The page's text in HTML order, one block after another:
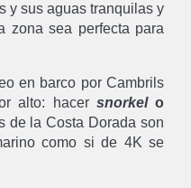
y sus aguas tranquilas y
zona sea perfecta para
en barco por Cambrils
alto: hacer snorkelo
de la Costa Dorada son
como si de 4K se